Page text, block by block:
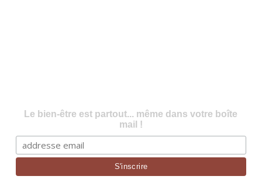
Le bien-être est partout... même dans votre boîte
mail !